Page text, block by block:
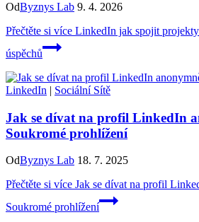
OdByznys Lab 9. 4. 2026
Přečtěte si více LinkedIn jak spojit
úspěchů
LinkedIn | Sociální Sítě
Jak se dívat na profil LinkedIn
Soukromé prohlížení
OdByznys Lab 18. 7. 2025
Přečtěte si více Jak se dívat na profil
Soukromé prohlížení